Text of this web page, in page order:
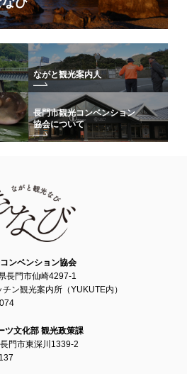
ながと観光案内人
長門市観光コンベンション
協会について
ンベンション協会
門市仙崎4297-1
ン観光案内所（YUKUTE内）
ツ文化部 観光政策課
門市東深川1339-2